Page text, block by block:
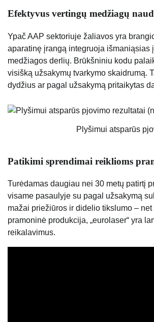
Efektyvus vertingų medžiagų
Ypač AAP sektoriuje žaliavos yra
aparatinę įrangą integruoja
medžiagos derlių. Brūkšniniu kodu
visišką užsakymų tvarkymo skaidrumą.
dydžius ar pagal užsakymą pritaikytas
Plyšimui atsparūs
Patikimi sprendimai reiklioms
Turėdamas daugiau nei 30 metų patirtį
visame pasaulyje su pagal užsakymą
mažai priežiūros ir didelio tikslumo –
pramoninė produkcija, „eurolaser“ yra
reikalavimus.